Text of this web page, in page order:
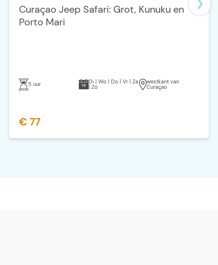
Curaçao Jeep Safari: Grot, Kunuku en
Porto Mari
5 uur Di | Wo | Do | Vr | Za
| Zo
westkant van
Curaçao
€ 77